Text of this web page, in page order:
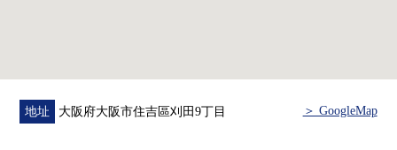
地址 大阪府大阪市住吉區刈田9丁目 ＞ GoogleMap